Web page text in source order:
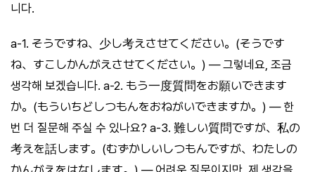
니다.
a-1. そうですね、少し考えさせてください。(そうです
ね、すこしかんがえさせてください。) — 그렇네요, 조금
생각해 보겠습니다. a-2. もう一度質問をお願いできます
か。(もういちどしつもんをおねがいできますか。) — 한
번 더 질문해 주실 수 있나요? a-3. 難しい質問ですが、私の
考えを話します。(むずかしいしつもんですが、わたしの